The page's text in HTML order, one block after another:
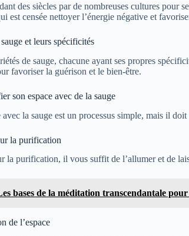
des siècles par de nombreuses cultures
est censée nettoyer l’énergie négative et
et leurs spécificités
de sauge, chacune ayant ses propres
favoriser la guérison et le bien-être.
son espace avec de la sauge
la sauge est un processus simple, mais il
la purification
la purification, il vous suffit de l’allumer et de
bases de la méditation transcendantale
de l’espace